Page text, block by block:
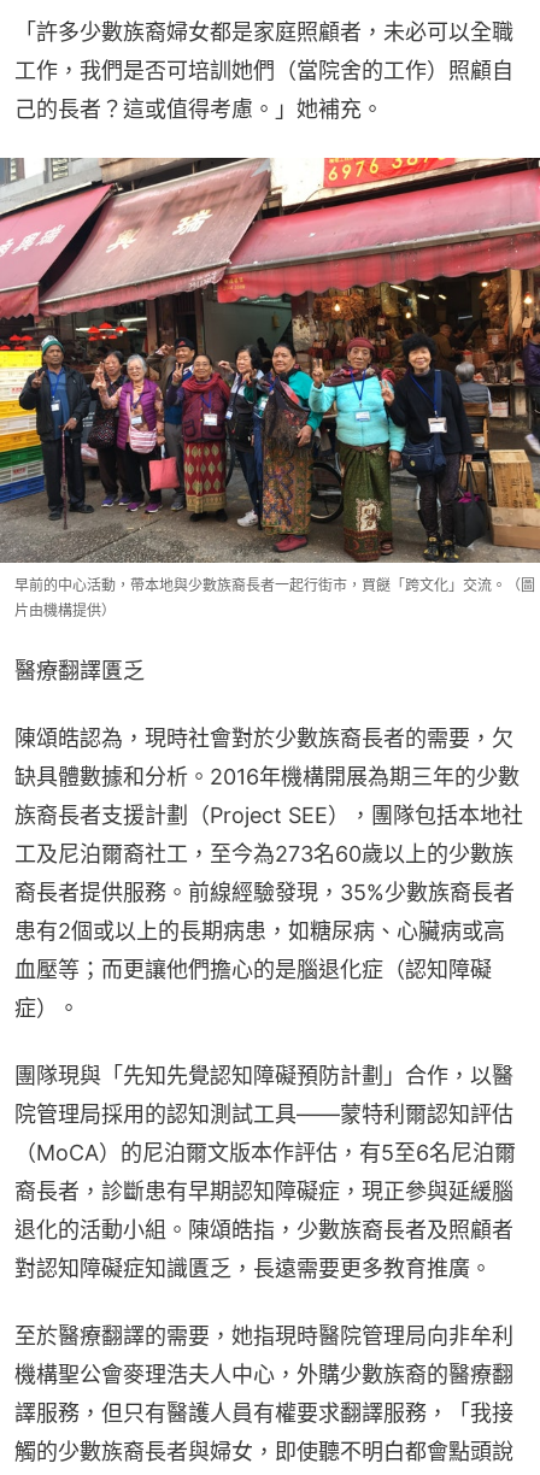
「許多少數族裔婦女都是家庭照顧者，未必可以全職
工作，我們是否可培訓她們（當院舍的工作）照顧自
己的長者？這或值得考慮。」她補充。
早前的中心活動，帶本地與少數族裔長者一起行街市，買餸「跨文化」交流。（圖
片由機構提供）
醫療翻譯匱乏
陳頌皓認為，現時社會對於少數族裔長者的需要，欠
缺具體數據和分析。2016年機構開展為期三年的少數
族裔長者支援計劃（Project SEE），團隊包括本地社
工及尼泊爾裔社工，至今為273名60歲以上的少數族
裔長者提供服務。前線經驗發現，35%少數族裔長者
患有2個或以上的長期病患，如糖尿病、心臟病或高
血壓等；而更讓他們擔心的是腦退化症（認知障礙
症）。
團隊現與「先知先覺認知障礙預防計劃」合作，以醫
院管理局採用的認知測試工具——蒙特利爾認知評估
（MoCA）的尼泊爾文版本作評估，有5至6名尼泊爾
裔長者，診斷患有早期認知障礙症，現正參與延緩腦
退化的活動小組。陳頌皓指，少數族裔長者及照顧者
對認知障礙症知識匱乏，長遠需要更多教育推廣。
至於醫療翻譯的需要，她指現時醫院管理局向非牟利
機構聖公會麥理浩夫人中心，外購少數族裔的醫療翻
譯服務，但只有醫護人員有權要求翻譯服務，「我接
觸的少數族裔長者與婦女，即使聽不明白都會點頭說